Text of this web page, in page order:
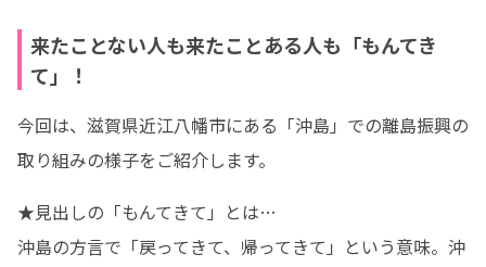
来たことない人も来たことある人も「もんてき
て」！
今回は、滋賀県近江八幡市にある「沖島」での離島振興の
取り組みの様子をご紹介します。
★見出しの「もんてきて」とは…
沖島の方言で「戻ってきて、帰ってきて」という意味。沖